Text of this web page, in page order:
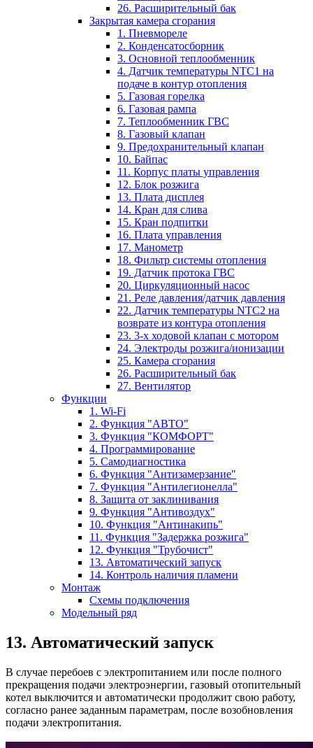
26. Расширительный бак
Закрытая камера сгорания
1. Пневмореле
2. Конденсатосборник
3. Основной теплообменник
4. Датчик температуры NTC1 на
подаче в контур отопления
5. Газовая горелка
6. Газовая рампа
7. Теплообменник ГВС
8. Газовый клапан
9. Предохранительный клапан
10. Байпас
11. Корпус платы управления
12. Блок розжига
13. Плата дисплея
14. Кран для слива
15. Кран подпитки
16. Плата управления
17. Манометр
18. Фильтр системы отопления
19. Датчик протока ГВС
20. Циркуляционный насос
21. Реле давления/датчик давления
22. Датчик температуры NTC2 на
возврате из контура отопления
23. 3-х ходовой клапан с мотором
24. Электроды розжига/ионизации
25. Камера сгорания
26. Расширительный бак
27. Вентилятор
Функции
1. Wi-Fi
2. Функция "АВТО"
3. Функция "КОМФОРТ"
4. Программирование
5. Самодиагностика
6. Функция "Антизамерзание"
7. Функция "Антилегионелла"
8. Защита от заклинивания
9. Функция "Антивоздух"
10. Функция "Антинакипь"
11. Функция "Задержка розжига"
12. Функция "Трубочист"
13. Автоматический запуск
14. Контроль наличия пламени
Монтаж
Схемы подключения
Модельный ряд
13. Автоматический запуск
В случае перебоев с электропитанием или после полного
прекращения подачи электроэнергии, газовый отопительный
котел выключится и автоматически продолжит свою работу,
согласно ранее заданным параметрам, после возобновления
подачи электропитания.